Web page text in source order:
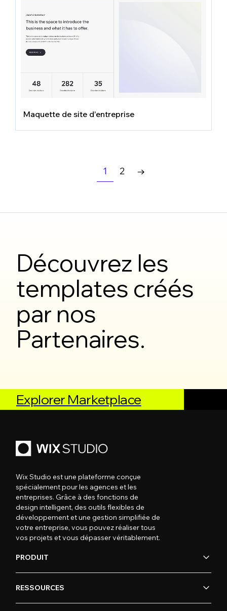
Maquette de site d'entreprise
1 2 →
Découvrez les
templates créés
par nos
Partenaires.
Explorer Marketplace
Wix Studio est une plateforme conçue
spécialement pour les agences et les
entreprises. Grâce à des fonctions de
design intelligent, des outils flexibles de
développement et une gestion simplifiée de
votre entreprise, vous pouvez réaliser tous
vos projets et vous dépasser véritablement.
PRODUIT
RESSOURCES